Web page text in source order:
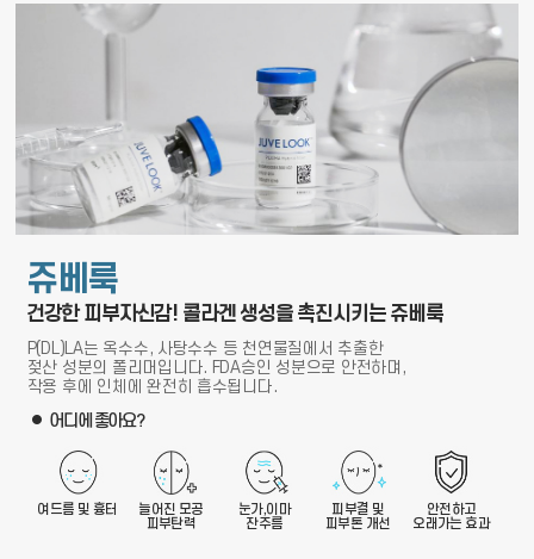
쥬베룩
건강한 피부자신감! 콜라겐 생성을 촉진시키는 쥬베룩
P(DL)LA는 옥수수, 사탕수수 등 천연물질에서 추출한
젖산 성분의 폴리머입니다. FDA승인 성분으로 안전하며,
작용 후에 인체에 완전히 흡수됩니다.
어디에 좋아요?
여드름 및 흉터
늘어진 모공
피부탄력
눈가,이마
잔주름
피부결 및
피부톤 개선
안전하고
오래가는 효과